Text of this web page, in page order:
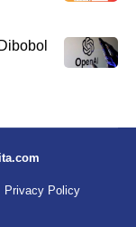
Privacy Policy